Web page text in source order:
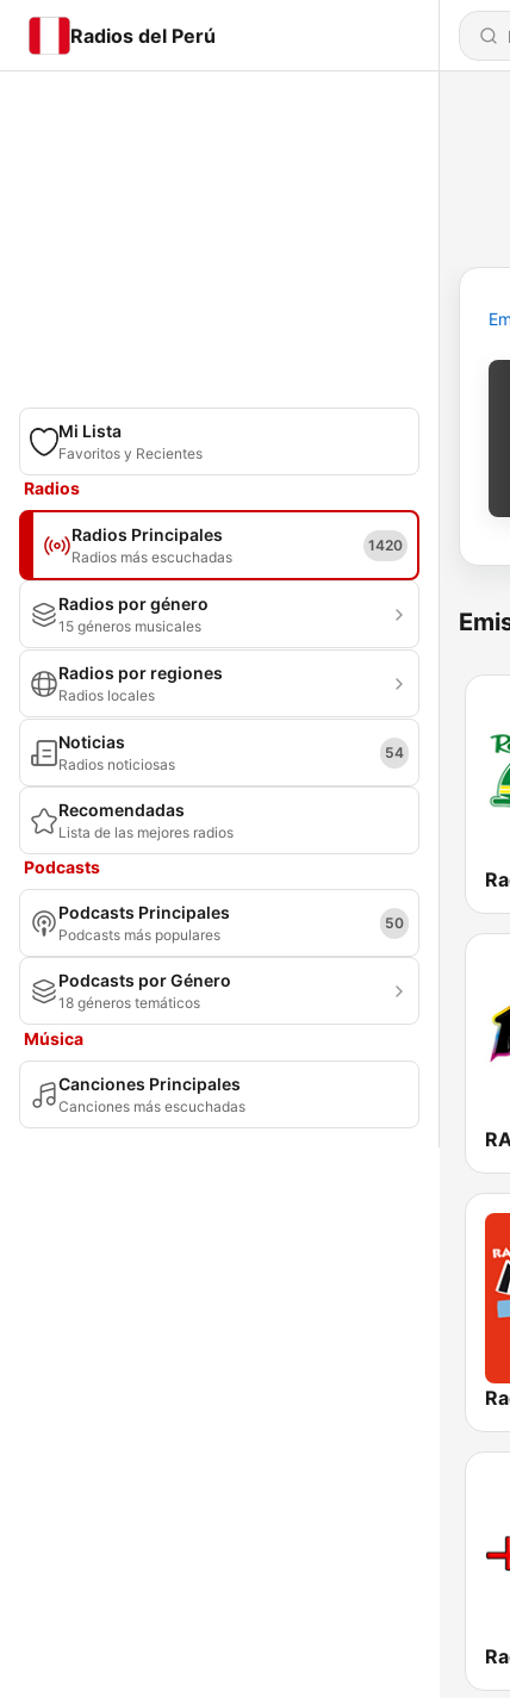
Radios del Perú
Mi Lista
Favoritos y Recientes
Radios
Radios Principales
Radios más escuchadas
1420
Radios por género
15 géneros musicales
Radios por regiones
Radios locales
Noticias
Radios noticiosas
54
Recomendadas
Lista de las mejores radios
Podcasts
Podcasts Principales
Podcasts más populares
50
Podcasts por Género
18 géneros temáticos
Música
Canciones Principales
Canciones más escuchadas